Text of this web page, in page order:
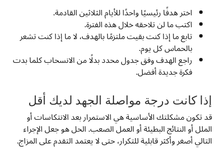
اختر هدفًا رئيسيًا واحدًا للأيام الثلاثين القادمة.
اكتب ما لن تلاحقه خلال هذه الفترة.
تابع ما إذا كنت بقيت ملتزمًا بالهدف، لا ما إذا كنت تشعر
بالحماس كل يوم.
راجع الهدف وفق جدول محدد بدلًا من الانسحاب كلما بدت
فكرة جديدة أفضل.
إذا كانت درجة مواصلة الجهد لديك أقل
قد تكون مشكلتك الأساسية هي الاستمرار بعد الانتكاسات أو
الملل أو النتائج البطيئة أو العمل الصعب. الحل هو جعل الإجراء
التالي أصغر وأكثر قابلية للتكرار، حتى لا يعتمد التقدم على المزاج.